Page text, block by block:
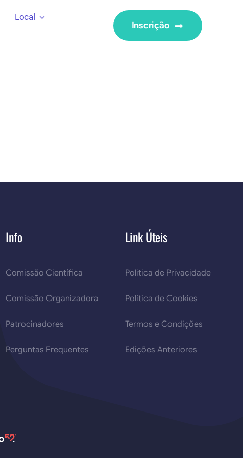
Local
Inscrição
Info
Comissão Científica
Comissão Organizadora
Patrocinadores
Perguntas Frequentes
Link Úteis
Politica de Privacidade
Política de Cookies
Termos e Condições
Edições Anteriores